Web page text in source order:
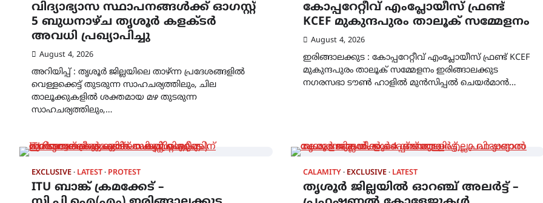
വിദ്യാഭ്യാസ സ്ഥാപനങ്ങള്‍ക്ക് ഓഗസ്റ്റ്
5 ബുധനാഴ്ച തൃശൂർ കളക്ടർ
അവധി പ്രഖ്യാപിച്ചു
August 4, 2026
അറിയിപ്പ് : തൃശൂർ ജില്ലയിലെ താഴ്ന്ന പ്രദേശങ്ങളിൽ
വെള്ളക്കെട്ട് തുടരുന്ന സാഹചര്യത്തിലും, ചില
താലൂക്കുകളിൽ ശക്തമായ മഴ തുടരുന്ന
സാഹചര്യത്തിലും,…
കോപ്പറേറ്റീവ് എംപ്ലോയീസ് ഫ്രണ്ട്
KCEF മുകുന്ദപുരം താലൂക് സമ്മേളനം
August 4, 2026
ഇരിങ്ങാലക്കുട : കോപ്പറേറ്റീവ് എംപ്ലോയീസ് ഫ്രണ്ട് KCEF
മുകുന്ദപുരം താലൂക് സമ്മേളനം ഇരിങ്ങാലക്കുട
നഗരസഭാ ടൗൺ ഹാളിൽ മുൻസിപ്പൽ ചെയർമാൻ…
EXCLUSIVE LATEST PROTEST
ITU ബാങ്ക് ക്രമക്കേട് –
CALAMITY EXCLUSIVE LATEST
തൃശൂര്‍ ജില്ലയില്‍ ഓറഞ്ച് അലർട്ട് –